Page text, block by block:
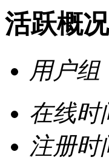
活跃概况
用户组
在线时
注册时